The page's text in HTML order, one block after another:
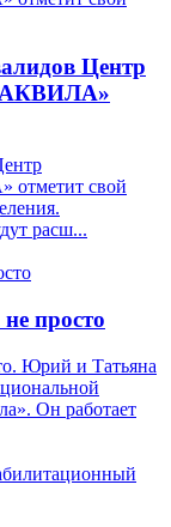
Центр
отметит свой
расш...
просто
Юрий и Татьяна
Он работает